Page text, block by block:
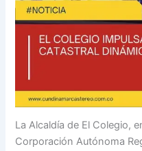
La Alcaldía de El Colegio,
Corporación Autónoma